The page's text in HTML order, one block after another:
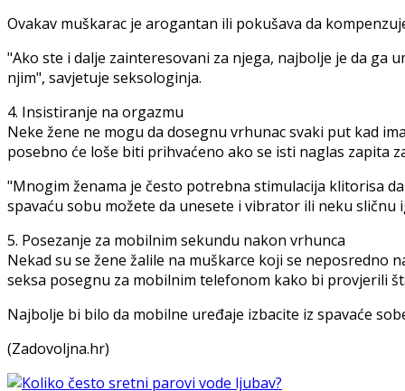
Ovakav muškarac je arogantan ili pokušava da
"Ako ste i dalje zainteresovani za njega, najbolje je da ga
njim", savjetuje seksologinja.
4. Insistiranje na orgazmu
Neke žene ne mogu da dosegnu vrhunac svaki put kad
posebno će loše biti prihvaćeno ako se isti naglas zapita
"Mnogim ženama je često potrebna stimulacija klitorisa
spavaću sobu možete da unesete i vibrator ili neku sličnu
5. Posezanje za mobilnim sekundu nakon vrhunca
Nekad su se žene žalile na muškarce koji se neposredno
seksa posegnu za mobilnim telefonom kako bi provjerili
Najbolje bi bilo da mobilne uređaje izbacite iz spavaće
(Zadovoljna.hr)